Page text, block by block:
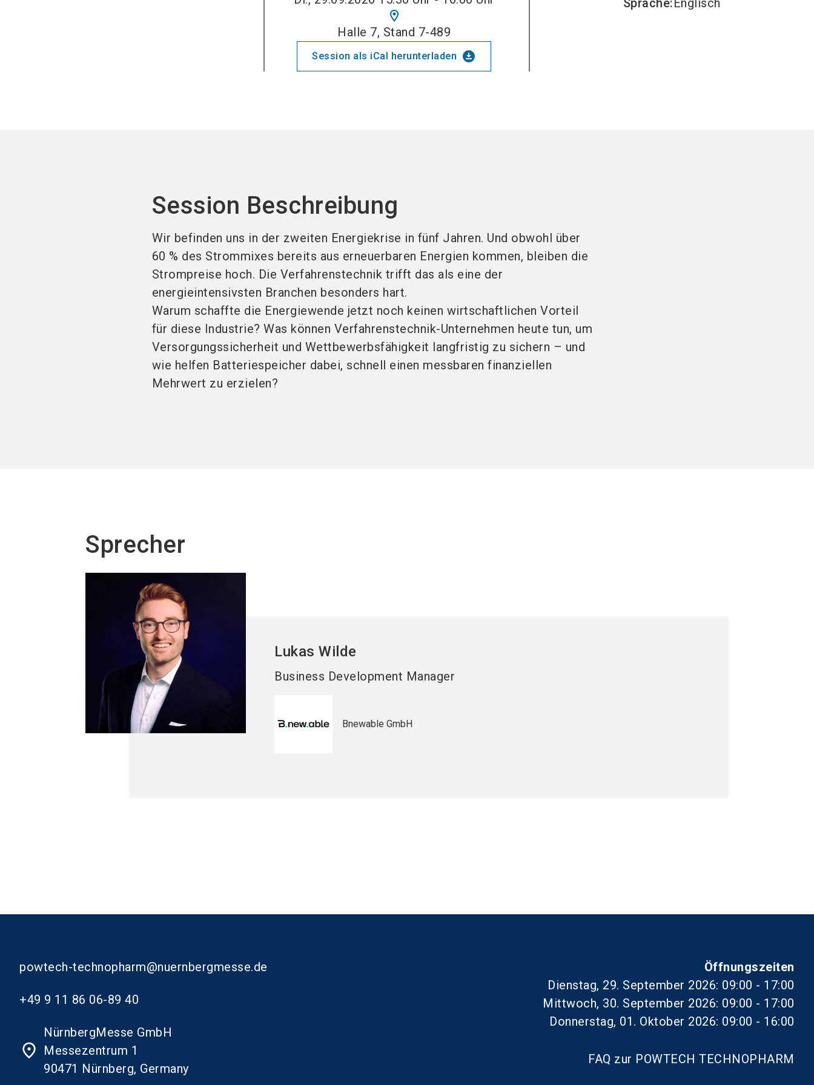
location_on
Halle 7, Stand 7-489
Session als iCal herunterladen download_for_offline
Sprache:Englisch
Session Beschreibung
Wir befinden uns in der zweiten Energiekrise in fünf Jahren. Und obwohl über
60 % des Strommixes bereits aus erneuerbaren Energien kommen, bleiben die
Strompreise hoch. Die Verfahrenstechnik trifft das als eine der
energieintensivsten Branchen besonders hart.
Warum schaffte die Energiewende jetzt noch keinen wirtschaftlichen Vorteil
für diese Industrie? Was können Verfahrenstechnik-Unternehmen heute tun, um
Versorgungssicherheit und Wettbewerbsfähigkeit langfristig zu sichern – und
wie helfen Batteriespeicher dabei, schnell einen messbaren finanziellen
Mehrwert zu erzielen?
Sprecher
LukasWilde
Business Development Manager
Bnewable GmbH
powtech-technopharm@nuernbergmesse.de
+49 9 11 86 06-89 40
place
NürnbergMesse GmbH
Messezentrum 1
90471 Nürnberg, Germany
Öffnungszeiten
Dienstag, 29. September 2026: 09:00 - 17:00
Mittwoch, 30. September 2026: 09:00 - 17:00
Donnerstag, 01. Oktober 2026: 09:00 - 16:00
FAQ zur POWTECH TECHNOPHARM